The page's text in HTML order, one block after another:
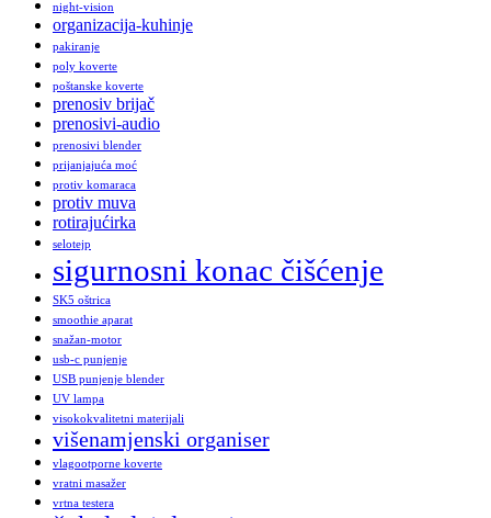
night-vision
organizacija-kuhinje
pakiranje
poly koverte
poštanske koverte
prenosiv brijač
prenosivi-audio
prenosivi blender
prijanjajuća moć
protiv komaraca
protiv muva
rotirajućirka
selotejp
sigurnosni konac čišćenje
SK5 oštrica
smoothie aparat
snažan-motor
usb-c punjenje
USB punjenje blender
UV lampa
visokokvalitetni materijali
višenamjenski organiser
vlagootporne koverte
vratni masažer
vrtna testera